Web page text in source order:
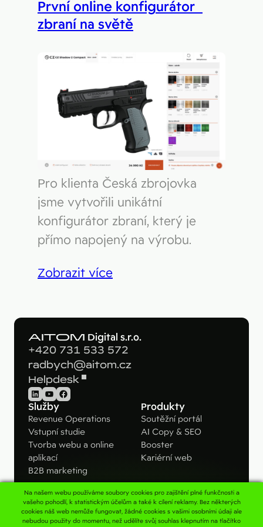
Collabim
Leady
Merk
SimilarWeb
Pipedrive
Kontakt
První online konfigurátor
zbraní na světě
Pro klienta Česká zbrojovka
jsme vytvořili unikátní
konfigurátor zbraní, který je
přímo napojený na výrobu.
Zobrazit více
AITOM Digital s.r.o.
+420 731 533 572
radbych@aitom.cz
Helpdesk
LinkedIn
YouTube
Facebook
Služby
Revenue Operations
Vstupní studie
Tvorba webu a online
aplikací
B2B marketing
Produkty
Soutěžní portál
AI Copy & SEO
Booster
Kariérní web
Pro koho
B2B firmy
Kontakt
Napište nám
Na našem webu používáme soubory cookies pro zajištění plné funkčnosti a
vašeho pohodlí, k statistickým účelům a také k cílení reklamy. Bez některých
cookies náš web nemůže fungovat, žádné cookies s vašimi osobními údaji ale
nebudou použity do momentu, než udělíte svůj souhlas klepnutím na tlačítko